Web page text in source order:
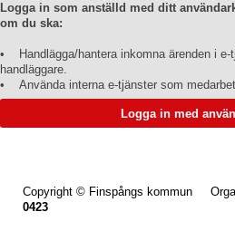
Logga in som anställd med ditt
om du ska:
• Handlägga/hantera inkomna ärenden i e-
handläggare.
• Använda interna e-tjänster som
Copyright © Finspångs kommun
0423